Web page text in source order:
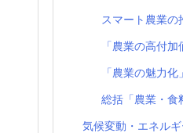
スマート農業の
「農業の高付
「農業の魅力
総括「農業・食
気候変動・エネルギ